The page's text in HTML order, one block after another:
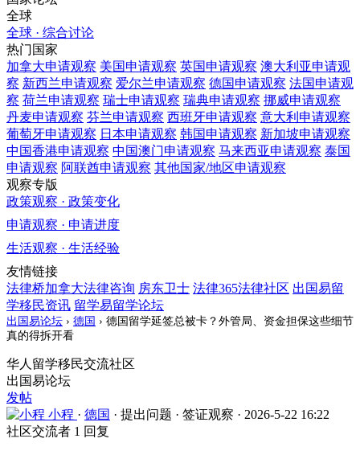
全球
全球 · 综合讨论
热门国家
加拿大申请观察 美国申请观察 英国申请观察 澳大利亚申请观
察 新西兰申请观察 爱尔兰申请观察 德国申请观察 法国申请观
察 荷兰申请观察 瑞士申请观察 瑞典申请观察 挪威申请观察
丹麦申请观察 芬兰申请观察 西班牙申请观察 意大利 申请观察
葡萄牙申请观察 日本申请观察 韩国申请观察 新加坡申请观察
中国香港申请观察 中国澳门申请观察 马来西亚申请观察 泰国
申请观察 阿联酋申请观察 其他国家/地区申请观察
观察专版
政策观察 · 政策变化
申请观察 · 申请进度
生活观察 · 生活经验
友情链接
法律桥加拿大法律咨询 房东卫士 法律365法律社区 出国易留
学移民资讯 留学易留学论坛
出国易论坛 › 德国 › 德国留学延签总被卡？外管局、资金担保这些细节
真的得拆开看
华人留学移民交流社区
出国易论坛
发帖
小程 · 德国 · 提出问题 · 签证观察 · 2026-5-22 16:22
社区交流者 1 回复